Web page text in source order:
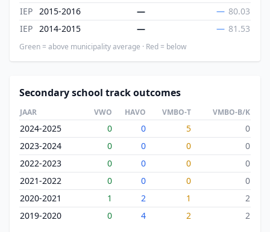
IEP 2015-2016 — — 80.03
IEP 2014-2015 — — 81.53
Green = above municipality average · Red = below
Secondary school track outcomes
JAAR VWO HAVO VMBO-T VMBO-B/K
2024-2025 0 0 5
0
2023-2024
0 0 0
0
2022-2023
0 0 0
0
2021-2022
0 0 0
0
2020-2021
1 2 1
2
2019-2020
0 4 2 2